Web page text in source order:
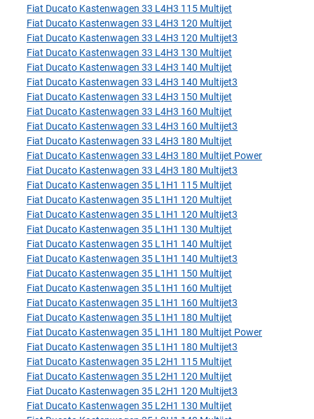
Fiat Ducato Kastenwagen 33 L4H3 115 Multijet
Fiat Ducato Kastenwagen 33 L4H3 120 Multijet
Fiat Ducato Kastenwagen 33 L4H3 120 Multijet3
Fiat Ducato Kastenwagen 33 L4H3 130 Multijet
Fiat Ducato Kastenwagen 33 L4H3 140 Multijet
Fiat Ducato Kastenwagen 33 L4H3 140 Multijet3
Fiat Ducato Kastenwagen 33 L4H3 150 Multijet
Fiat Ducato Kastenwagen 33 L4H3 160 Multijet
Fiat Ducato Kastenwagen 33 L4H3 160 Multijet3
Fiat Ducato Kastenwagen 33 L4H3 180 Multijet
Fiat Ducato Kastenwagen 33 L4H3 180 Multijet Power
Fiat Ducato Kastenwagen 33 L4H3 180 Multijet3
Fiat Ducato Kastenwagen 35 L1H1 115 Multijet
Fiat Ducato Kastenwagen 35 L1H1 120 Multijet
Fiat Ducato Kastenwagen 35 L1H1 120 Multijet3
Fiat Ducato Kastenwagen 35 L1H1 130 Multijet
Fiat Ducato Kastenwagen 35 L1H1 140 Multijet
Fiat Ducato Kastenwagen 35 L1H1 140 Multijet3
Fiat Ducato Kastenwagen 35 L1H1 150 Multijet
Fiat Ducato Kastenwagen 35 L1H1 160 Multijet
Fiat Ducato Kastenwagen 35 L1H1 160 Multijet3
Fiat Ducato Kastenwagen 35 L1H1 180 Multijet
Fiat Ducato Kastenwagen 35 L1H1 180 Multijet Power
Fiat Ducato Kastenwagen 35 L1H1 180 Multijet3
Fiat Ducato Kastenwagen 35 L2H1 115 Multijet
Fiat Ducato Kastenwagen 35 L2H1 120 Multijet
Fiat Ducato Kastenwagen 35 L2H1 120 Multijet3
Fiat Ducato Kastenwagen 35 L2H1 130 Multijet